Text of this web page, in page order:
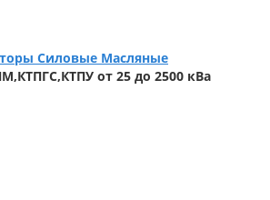
Силовые Масляные
от 25 до 2500 кВа